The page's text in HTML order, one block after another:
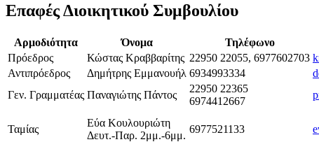
Επαφές Διοικητικού Συμβουλίου
Αρμοδιότητα Όνομα Τηλέφωνο
Πρόεδρος
Κώστας Κραββαρίτης 22950 22055, 6977602703
Αντιπρόεδρος
Δημήτρης Εμμανουήλ 6934993334
Γεν. Γραμματέας Παναγιώτης Πάντος
22950 22365
6974412667
Ταμίας
Εύα Κουλουριώτη
Δευτ.-Παρ. 2μμ.-6μμ.
6977521133